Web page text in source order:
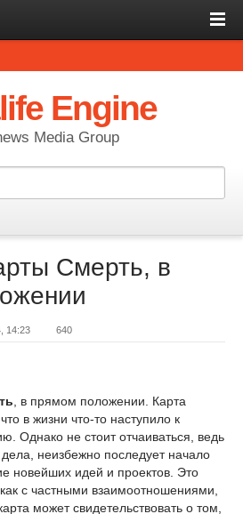
Engine
Media Group
Смерть, в
14:23 640
, в прямом положении. Карта
в жизни что-то наступило к
Однако не стоит отчаиваться, ведь
неизбежно последует начало
новейших идей и проектов. Это
с частными взаимоотношениями,
может свидетельствовать о том,